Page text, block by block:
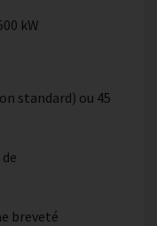
kW
standard) ou 45
breveté